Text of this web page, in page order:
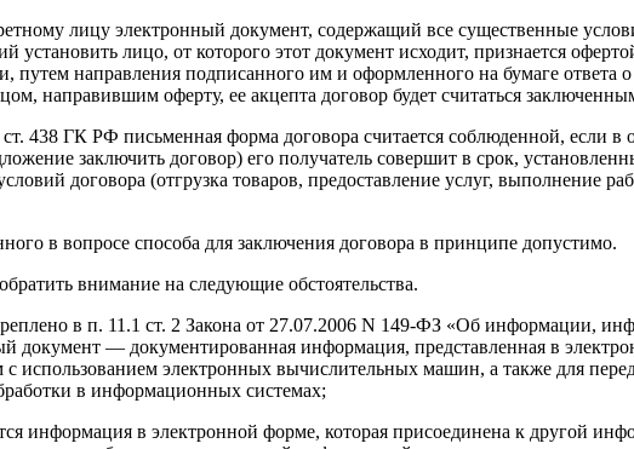
лицу электронный документ, содержащий все существенные
лицо, от которого этот документ исходит, признается
путем направления подписанного им и оформленного на бумаге ответа
направившим оферту, ее акцепта договор будет считаться
438 ГК РФ письменная форма договора считается соблюденной, если в
заключить договор) его получатель совершит в срок,
договора (отгрузка товаров, предоставление услуг, выполнение
в вопросе способа для заключения договора в принципе допустимо.
внимание на следующие обстоятельства.
в п. 11.1 ст. 2 Закона от 27.07.2006 N 149-ФЗ «Об информации,
документ — документированная информация, представленная в
с использованием электронных вычислительных машин, а также для
в информационных системах;
информация в электронной форме, которая присоединена к другой